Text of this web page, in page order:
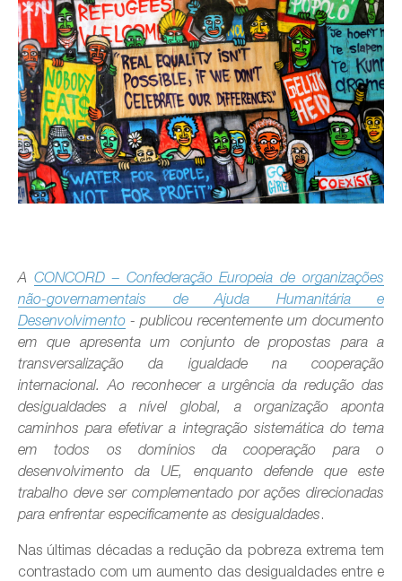
A CONCORD – Confederação Europeia de organizações
não-governamentais de Ajuda Humanitária e
Desenvolvimento - publicou recentemente um documento
em que apresenta um conjunto de propostas para a
transversalização da igualdade na cooperação
internacional. Ao reconhecer a urgência da redução das
desigualdades a nível global, a organização aponta
caminhos para efetivar a integração sistemática do tema
em todos os domínios da cooperação para o
desenvolvimento da UE, enquanto defende que este
trabalho deve ser complementado por ações direcionadas
para enfrentar especificamente as desigualdades.
Nas últimas décadas a redução da pobreza extrema tem
contrastado com um aumento das desigualdades entre e